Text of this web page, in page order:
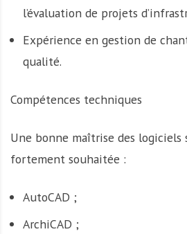
l’évaluation de projets
Expérience en gestion de
qualité.
Compétences techniques
Une bonne maîtrise des logiciels
fortement souhaitée :
AutoCAD ;
ArchiCAD ;